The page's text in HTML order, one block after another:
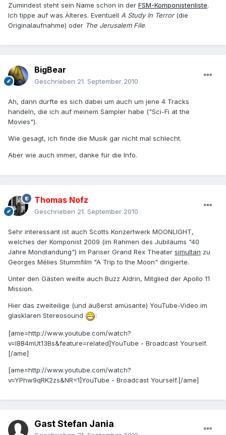
Zumindest steht sein Name schon in der FSM-Komponistenliste.
Ich tippe auf was Älteres. Eventuell A Study In Terror(die
Originalaufnahme) oder The Jerusalem File.
BigBear
Geschrieben 21. September 2010
Ah, dann dürfte es sich dabei um auch um jene 4 Tracks
handeln, die ich auf meinem Sampler habe ("Sci-Fi at the
Movies").
Wie gesagt, ich finde die Musik gar nicht mal schlecht.
Aber wie auch immer, danke für die Info.
Thomas Nofz
Geschrieben 21. September 2010
Sehr interessant ist auch Scotts Konzertwerk MOONLIGHT,
welches der Komponist 2009 (im Rahmen des Jubiläums "40
Jahre Mondlandung") im Pariser Grand Rex Theater simultan zu
Georges Mélies Stummfilm "A Trip to the Moon" dirigierte.
Unter den Gästen weilte auch Buzz Aldrin, Mitglied der Apollo 11
Mission.
Hier das zweiteilige (und äußerst amüsante) YouTube-Video im
glasklaren Stereosound
:
[ame=http://www.youtube.com/watch?
v=l8B4mUt13Bs&feature=related]YouTube - Broadcast Yourself.
[/ame]
[ame=http://www.youtube.com/watch?
v=YPhw9qRK2zs&NR=1]YouTube - Broadcast Yourself.[/ame]
Gast Stefan Jania